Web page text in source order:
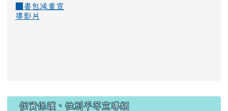
書包減重宣
導影片
個資保護、性別平等宣導網